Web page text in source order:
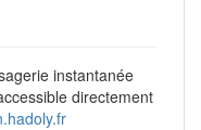
instantanée
directement